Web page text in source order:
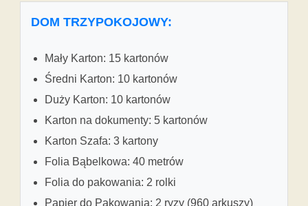
DOM TRZYPOKOJOWY:
Mały Karton: 15 kartonów
Średni Karton: 10 kartonów
Duży Karton: 10 kartonów
Karton na dokumenty: 5 kartonów
Karton Szafa: 3 kartony
Folia Bąbelkowa: 40 metrów
Folia do pakowania: 2 rolki
Papier do Pakowania: 2 ryzy (960 arkuszy)